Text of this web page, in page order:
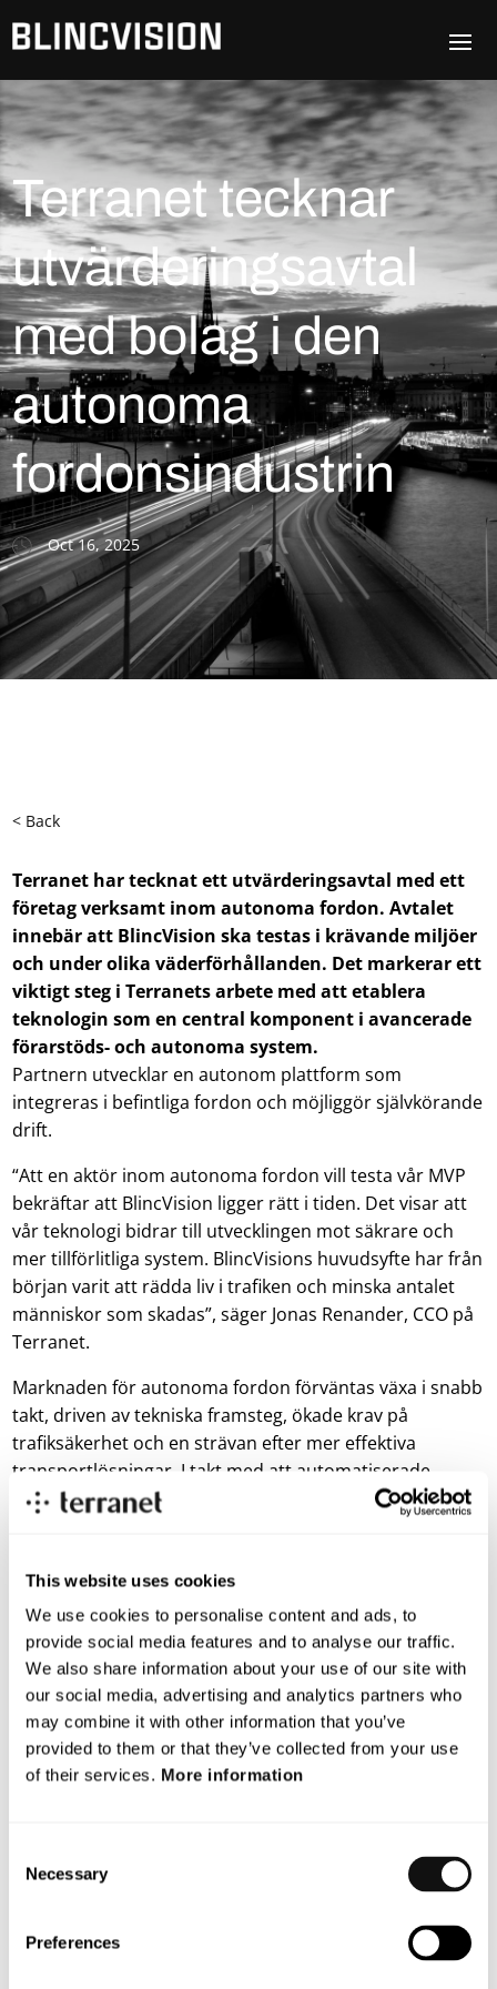
This website uses cookies
We use cookies to personalise content and ads, to
provide social media features and to analyse our traffic.
We also share information about your use of our site with
our social media, advertising and analytics partners who
may combine it with other information that you’ve
provided to them or that they’ve collected from your use
of their services. More information
Selection
Necessary
Preferences
Terranet tecknar
utvärderingsavtal
med bolag i den
autonoma
fordonsindustrin
Oct 16, 2025
< Back
Terranet har tecknat ett utvärderingsavtal med ett
företag verksamt inom autonoma fordon. Avtalet
innebär att BlincVision ska testas i krävande miljöer
och under olika väderförhållanden. Det markerar ett
viktigt steg i Terranets arbete med att etablera
teknologin som en central komponent i avancerade
förarstöds- och autonoma system.
Partnern utvecklar en autonom plattform som
integreras i befintliga fordon och möjliggör självkörande
drift.
“Att en aktör inom autonoma fordon vill testa vår MVP
bekräftar att BlincVision ligger rätt i tiden. Det visar att
vår teknologi bidrar till utvecklingen mot säkrare och
mer tillförlitliga system. BlincVisions huvudsyfte har från
början varit att rädda liv i trafiken och minska antalet
människor som skadas”, säger Jonas Renander, CCO på
Terranet.
Marknaden för autonoma fordon förväntas växa i snabb
takt, driven av tekniska framsteg, ökade krav på
trafiksäkerhet och en strävan efter mer effektiva
transportlösningar. I takt med att automatiserade
system blir en naturlig del av framtidens mobilitet ökar
parterna.
För mer information, kontakta:
Lars Lindell, vd
E-mail: lars.lindell@blincvision.com
Om Terranet AB (publ)
Terranets mål är att rädda liv i stadstrafiken. Vi utvecklar
och patenterad sensorteknologi laserskannar Terranets
gånger snabbare än någon annan ADAS-lösning på